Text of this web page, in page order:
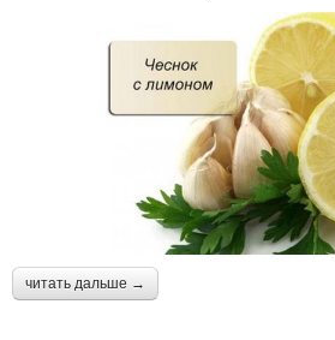
читать дальше →